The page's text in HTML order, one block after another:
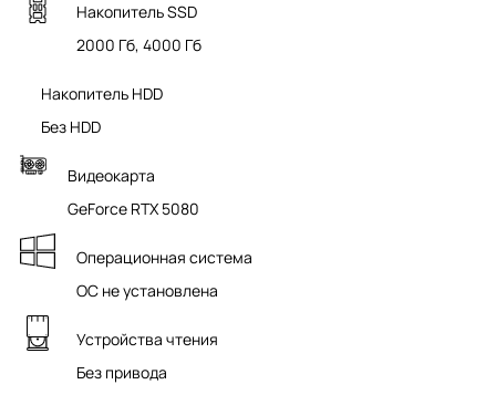
Накопитель SSD
2000 Гб, 4000 Гб
Накопитель HDD
Без HDD
Видеокарта
GeForce RTX 5080
Операционная система
ОС не установлена
Устройства чтения
Без привода